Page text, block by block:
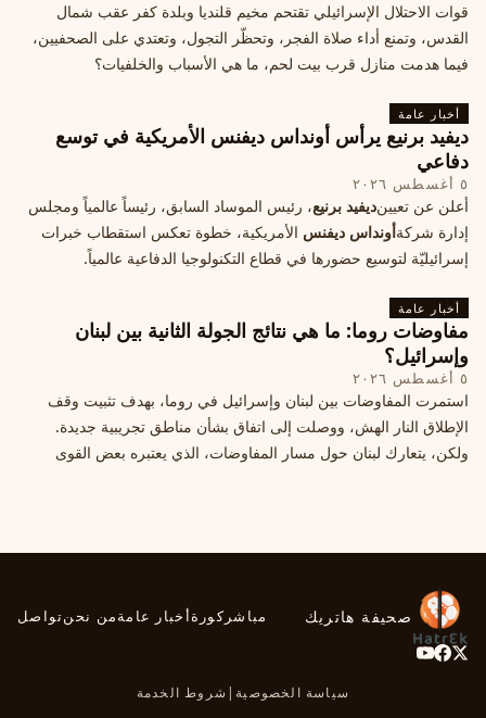
قوات الاحتلال الإسرائيلي تقتحم مخيم قلنديا وبلدة كفر عقب شمال
القدس، وتمنع أداء صلاة الفجر، وتحظّر التجول، وتعتدي على الصحفيين،
فيما هدمت منازل قرب بيت لحم، ما هي الأسباب والخلفيات؟
أخبار عامة
ديفيد برنيع يرأس أونداس ديفنس الأمريكية في توسع
دفاعي
٥ أغسطس ٢٠٢٦
أعلن عن تعيينديفيد برنيع، رئيس الموساد السابق، رئيساً عالمياً ومجلس
إدارة شركةأونداس ديفنس الأمريكية، خطوة تعكس استقطاب خبرات
إسرائيليّة لتوسيع حضورها في قطاع التكنولوجيا الدفاعية عالمياً.
أخبار عامة
مفاوضات روما: ما هي نتائج الجولة الثانية بين لبنان
وإسرائيل؟
٥ أغسطس ٢٠٢٦
استمرت المفاوضات بين لبنان وإسرائيل في روما، بهدف تثبيت وقف
الإطلاق النار الهش، ووصلت إلى اتفاق بشأن مناطق تجريبية جديدة.
ولكن، يتعارك لبنان حول مسار المفاوضات، الذي يعتبره بعض القوى
صحيفة هاتريك مباشر كورةأخبار عامةمن نحنتواصل
سياسة الخصوصية | شروط الخدمة